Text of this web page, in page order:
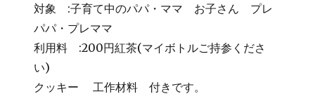
対象 :子育て中のパパ・ママ お子さん プレ
パパ・プレママ
利用料 :200円紅茶(マイボトルご持参くださ
い)
クッキー 工作材料 付きです。